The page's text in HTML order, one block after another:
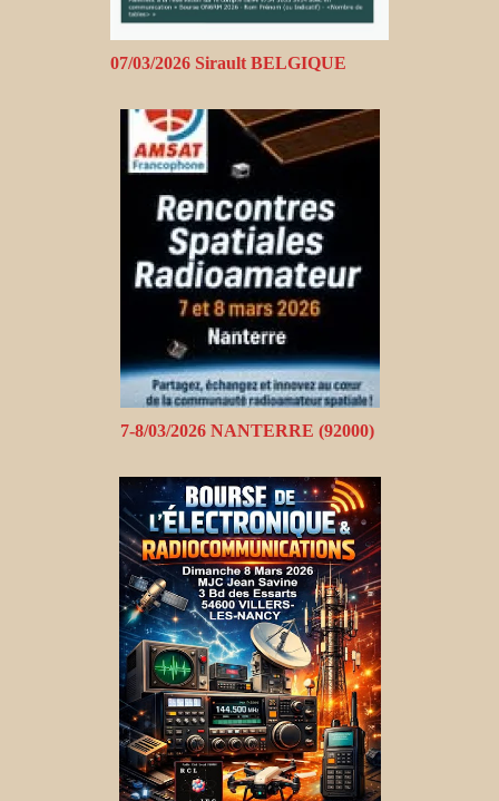
07/03/2026 Sirault BELGIQUE
7-8/03/2026 NANTERRE (92000)